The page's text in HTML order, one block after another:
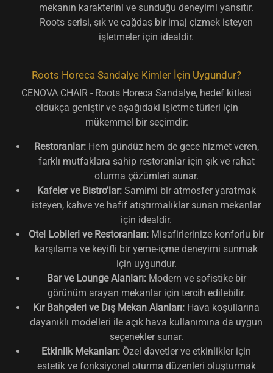
mekanın karakterini ve sunduğu deneyimi yansıtır.
Roots serisi, şık ve çağdaş bir imaj çizmek isteyen
işletmeler için idealdir.
Roots Horeca Sandalye Kimler İçin Uygundur?
CENOVA CHAIR - Roots Horeca Sandalye, hedef kitlesi
oldukça geniştir ve aşağıdaki işletme türleri için
mükemmel bir seçimdir:
Restoranlar:Hem gündüz hem de gece hizmet veren,
farklı mutfaklara sahip restoranlar için şık ve rahat
oturma çözümleri sunar.
Kafeler ve Bistro'lar:Samimi bir atmosfer yaratmak
isteyen, kahve ve hafif atıştırmalıklar sunan mekanlar
için idealdir.
Otel Lobileri ve Restoranları: Misafirlerinize konforlu bir
karşılama ve keyifli bir yeme-içme deneyimi sunmak
için uygundur.
Bar ve Lounge Alanları:Modern ve sofistike bir
görünüm arayan mekanlar için tercih edilebilir.
Kır Bahçeleri ve Dış Mekan Alanları: Hava koşullarına
dayanıklı modelleri ile açık hava kullanımına da uygun
seçenekler sunar.
Etkinlik Mekanları: Özel davetler ve etkinlikler için
estetik ve fonksiyonel oturma düzenleri oluşturmak